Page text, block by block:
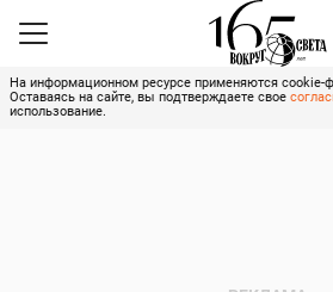
На информационном ресурсе применяются cookie-
Оставаясь на сайте, вы подтверждаете свое
использование.